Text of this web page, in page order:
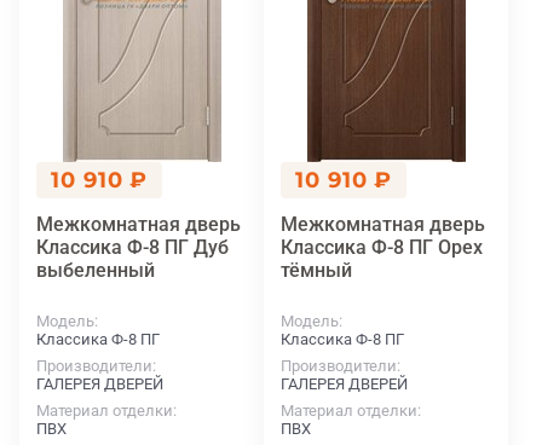
10 910 ₽
Межкомнатная дверь
Классика Ф-8 ПГ Дуб
выбеленный
Модель
Классика Ф-8 ПГ
Производители
ГАЛЕРЕЯ ДВЕРЕЙ
Материал отделки
ПВХ
10 910 ₽
Межкомнатная дверь
Классика Ф-8 ПГ Орех
тёмный
Модель
Классика Ф-8 ПГ
Производители
ГАЛЕРЕЯ ДВЕРЕЙ
Материал отделки
ПВХ